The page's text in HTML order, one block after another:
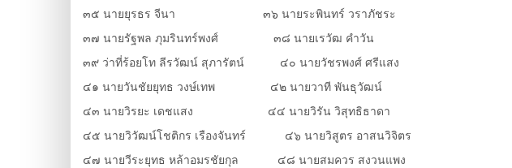
๓๕ นายยุรธร จีนา ๓๖ นายระพินทร์ วราภัชระ
๓๗ นายรัฐพล ภุมรินทร์พงศ์ ๓๘ นายเรวัฒ คำวัน
๓๙ ว่าที่ร้อยโท ลีรวัฒน์ สุภารัตน์ ๔๐ นายวัชรพงศ์ ศรีแสง
๔๑ นายวันชัยยุทธ วงษ์เทพ ๔๒ นายวาที พันธุวัฒน์
๔๓ นายวิรยะ เดชแสง ๔๔ นายวิรัน วิสุทธิธาดา
๔๕ นายวิวัฒน์โชติกร เรืองจันทร์ ๔๖ นายวิสูตร อาสนวิจิตร
๔๗ นายวีระยุทธ หล้าอมรชัยกุล ๔๘ นายสมควร สงวนแพง